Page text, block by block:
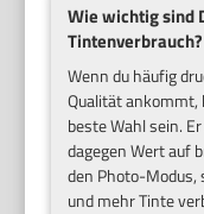
Wie wichtig sind
Tintenverbrauch?
Wenn du häufig
Qualität
beste Wahl sein.
dagegen Wert auf
den Photo-Modus,
und mehr Tinte